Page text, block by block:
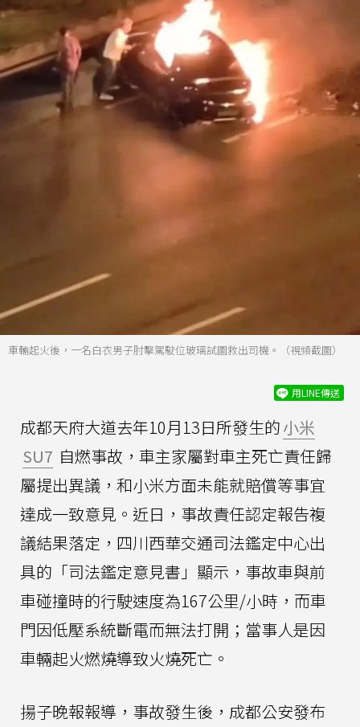
車輛起火後，一名白衣男子肘擊駕駛位玻璃試圖救出司機。（視頻截圖）
用LINE傳送
成都天府大道去年10月13日所發生的小米
SU7 自燃事故，車主家屬對車主死亡責任歸
屬提出異議，和小米方面未能就賠償等事宜
達成一致意見。近日，事故責任認定報告複
議結果落定，四川西華交通司法鑑定中心出
具的「司法鑑定意見書」顯示，事故車與前
車碰撞時的行駛速度為167公里/小時，而車
門因低壓系統斷電而無法打開；當事人是因
車輛起火燃燒導致火燒死亡。
揚子晚報報導，事故發生後，成都公安發布